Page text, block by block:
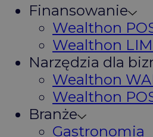
Finansowanie
Wealthon
Wealthon
Narzędzia dla
Wealthon
Wealthon
Branże
Gastronomia